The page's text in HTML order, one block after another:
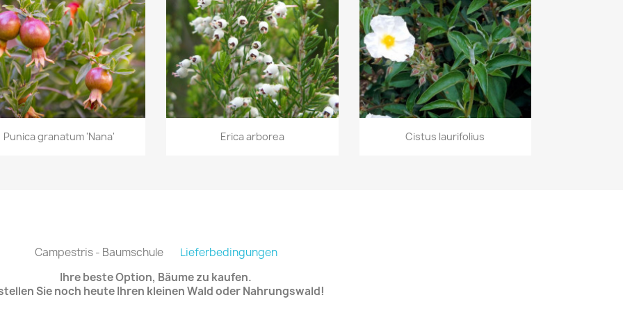
Vorschau
Punica granatum 'Nana' Vorschau
Erica arborea Vorschau
Cistus laurifolius
Campestris - Baumschule Lieferbedingungen
Ihre beste Option, Bäume zu kaufen.
Sie noch heute Ihren kleinen Wald oder Nahrungswald!